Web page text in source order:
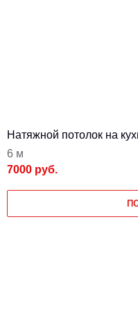
Натяжной потолок на
6 м
7000 руб.